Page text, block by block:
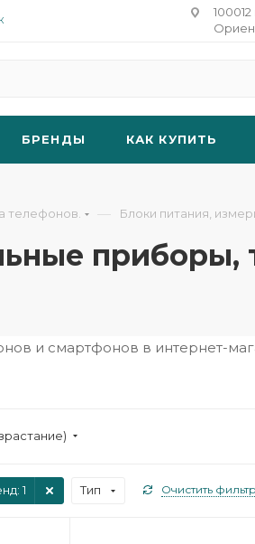
БРЕНДЫ КАК КУПИТЬ
телефонов. — Блоки питания,
приборы,
и смартфонов в интернет-
: 1 Тип Очистить фильтр